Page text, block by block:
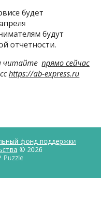
будет
будут
отчетности.
читайтепрямо сейчас
https://ab-express.ru
фонд поддержки
© 2026
Puzzle